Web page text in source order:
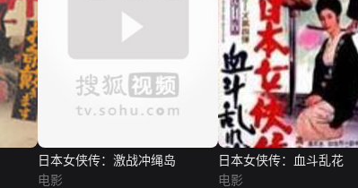
日本女侠传：激战冲绳岛
电影
日本女侠传：血斗乱花
电影